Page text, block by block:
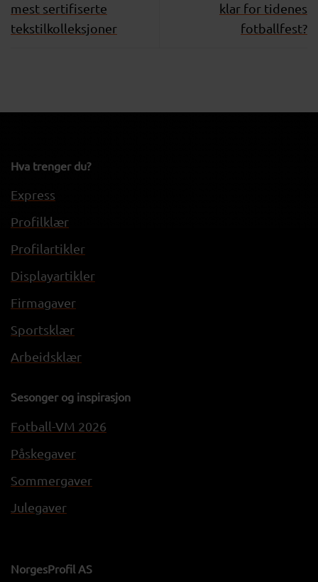
mest sertifiserte
tekstilkolleksjoner
klar for tidenes
fotballfest?
Hva trenger du?
Express
Profilklær
Profilartikler
Displayartikler
Firmagaver
Sportsklær
Arbeidsklær
Sesonger og inspirasjon
Fotball-VM 2026
Påskegaver
Sommergaver
Julegaver
NorgesProfil AS